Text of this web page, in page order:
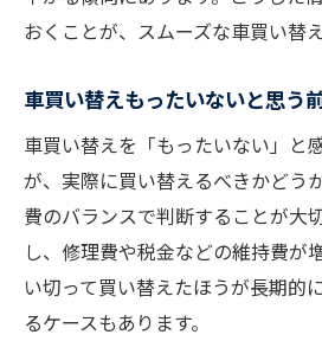
おくことが、スムーズな車買い替
車買い替えもったいないと思う
車買い替えを「もったいない」と
が、実際に買い替えるべきかどう
費のバランスで判断することが大
し、修理費や税金などの維持費が
い切って買い替えたほうが長期的
るケースもあります。